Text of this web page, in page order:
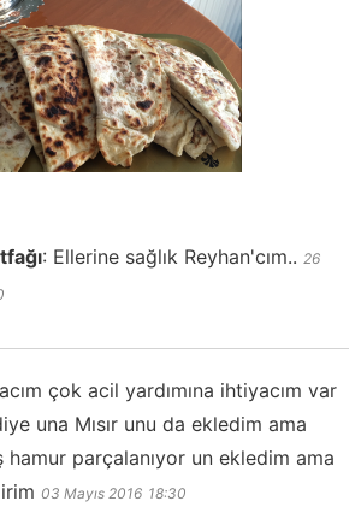
: Ellerine sağlık Reyhan'cım.. 26
çok acil yardımına ihtiyacım var
una Mısır unu da ekledim ama
hamur parçalanıyor un ekledim ama
03 Mayıs 2016 18:30